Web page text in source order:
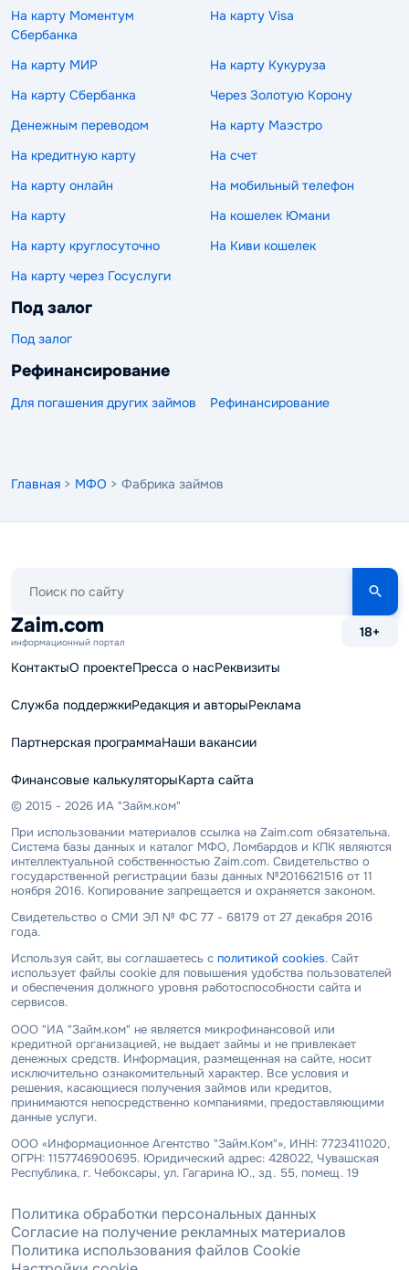
На карту Моментум
Сбербанка
На карту Visa
На карту МИР
На карту Кукуруза
На карту Сбербанка
Через Золотую Корону
Денежным переводом
На карту Маэстро
На кредитную карту
На счет
На карту онлайн
На мобильный телефон
На карту
На кошелек Юмани
На карту круглосуточно
На Киви кошелек
На карту через Госуслуги
Под залог
Под залог
Рефинансирование
Для погашения других займов Рефинансирование
Главная > МФО > Фабрика займов
сайту
Zaim.com
информационный портал
18+
КонтактыО проектеПресса о насРеквизиты
Служба поддержкиРедакция и авторыРеклама
Партнерская программаНаши вакансии
Финансовые калькуляторыКарта сайта
© 2015 - 2026 ИА "Займ.ком"
При использовании материалов ссылка на Zaim.com обязательна.
Система базы данных и каталог МФО, Ломбардов и КПК являются
интеллектуальной собственностью Zaim.com. Свидетельство о
государственной регистрации базы данных №2016621516 от 11
ноября 2016. Копирование запрещается и охраняется законом.
Свидетельство о СМИ ЭЛ № ФС 77 - 68179 от 27 декабря 2016
года.
Используя сайт, вы соглашаетесь с политикой cookies. Сайт
использует файлы cookie для повышения удобства пользователей
и обеспечения должного уровня работоспособности сайта и
сервисов.
ООО "ИА "Займ.ком" не является микрофинансовой или
кредитной организацией, не выдает займы и не привлекает
денежных средств. Информация, размещенная на сайте, носит
исключительно ознакомительный характер. Все условия и
решения, касающиеся получения займов или кредитов,
принимаются непосредственно компаниями, предоставляющими
данные услуги.
ООО «Информационное Агентство "Займ.Ком"», ИНН: 7723411020,
ОГРН: 1157746900695. Юридический адрес: 428022, Чувашская
Республика, г. Чебоксары, ул. Гагарина Ю., зд. 55, помещ. 19
Политика обработки персональных данных
Согласие на получение рекламных материалов
Политика использования файлов Cookie